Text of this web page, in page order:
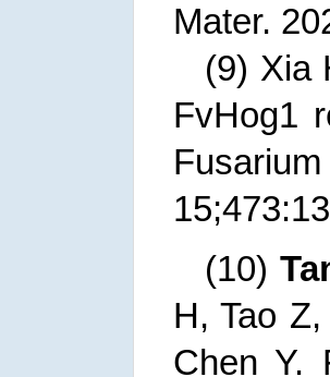
Mater.
(9) Xia
FvHog1
(10)
H, Tao
Chen Y.